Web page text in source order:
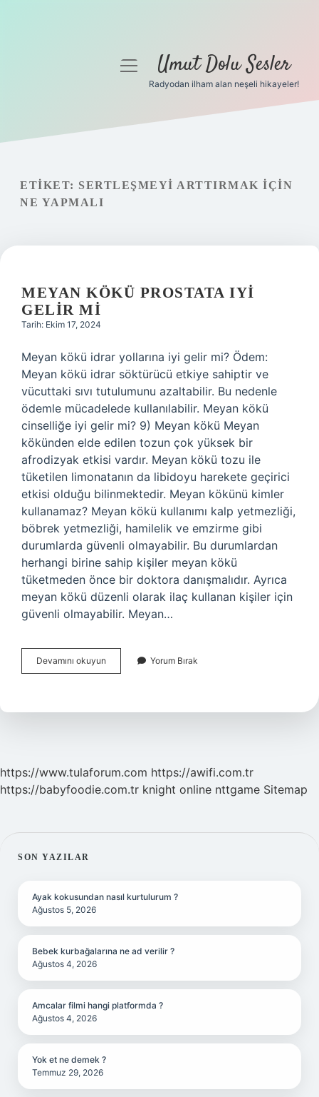
Gizlilik Politikası
Hakkımızda
menüyüUmut Dolu Sesler
Radyodan ilham alan neşeli hikayeler!
ETIKET: SERTLEŞMEYI ARTTIRMAK IÇIN
NE YAPMALI
MEYAN KÖKÜ PROSTATA IYI
GELIR MI
Tarih: Ekim 17, 2024
Meyan kökü idrar yollarına iyi gelir mi? Ödem:
Meyan kökü idrar söktürücü etkiye sahiptir ve
vücuttaki sıvı tutulumunu azaltabilir. Bu nedenle
ödemle mücadelede kullanılabilir. Meyan kökü
cinselliğe iyi gelir mi? 9) Meyan kökü Meyan
kökünden elde edilen tozun çok yüksek bir
afrodizyak etkisi vardır. Meyan kökü tozu ile
tüketilen limonatanın da libidoyu harekete geçirici
etkisi olduğu bilinmektedir. Meyan kökünü kimler
kullanamaz? Meyan kökü kullanımı kalp yetmezliği,
böbrek yetmezliği, hamilelik ve emzirme gibi
durumlarda güvenli olmayabilir. Bu durumlardan
herhangi birine sahip kişiler meyan kökü
tüketmeden önce bir doktora danışmalıdır. Ayrıca
meyan kökü düzenli olarak ilaç kullanan kişiler için
güvenli olmayabilir. Meyan…
Devamını okuyun
Kökü
Gelir
Yorum Bırak
https://www.tulaforum.com https://awifi.com.tr
https://babyfoodie.com.tr knight online nttgame Sitemap
SIDEBAR
SON YAZILAR
Ayak kokusundan nasıl kurtulurum ?
Ağustos 5, 2026
Bebek kurbağalarına ne ad verilir ?
Ağustos 4, 2026
Amcalar filmi hangi platformda ?
Ağustos 4, 2026
Yok et ne demek ?
Temmuz 29, 2026